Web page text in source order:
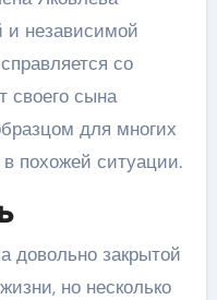
и независимой
со
своего сына
для многих
похожей ситуации.
довольно закрытой
но несколько